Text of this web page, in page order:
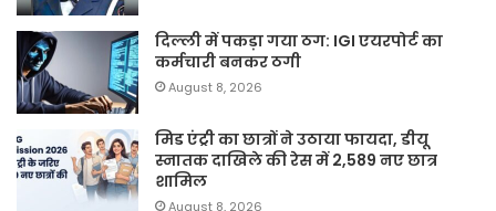
दिल्ली में पकड़ा गया ठग: IGI एयरपोर्ट का
कर्मचारी बनकर ठगी
August 8, 2026
मिड एंट्री का छात्रों ने उठाया फायदा, डीयू
स्नातक दाखिले की रेस में 2,589 नए छात्र
शामिल
August 8, 2026